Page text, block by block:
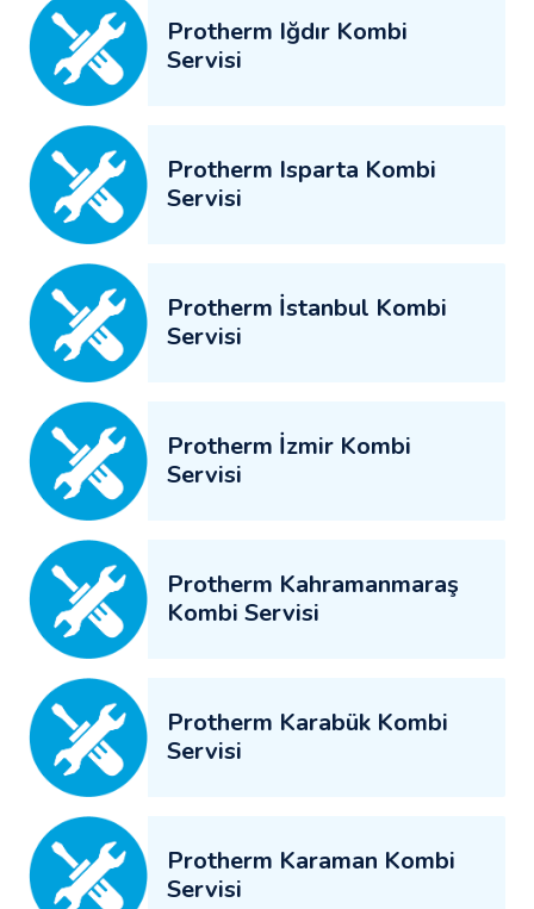
Protherm Iğdır Kombi
Servisi
Protherm Isparta Kombi
Servisi
Protherm İstanbul Kombi
Servisi
Protherm İzmir Kombi
Servisi
Protherm Kahramanmaraş
Kombi Servisi
Protherm Karabük Kombi
Servisi
Protherm Karaman Kombi
Servisi